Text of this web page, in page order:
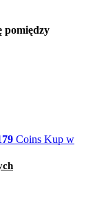
pomiędzy
Coins Kup w